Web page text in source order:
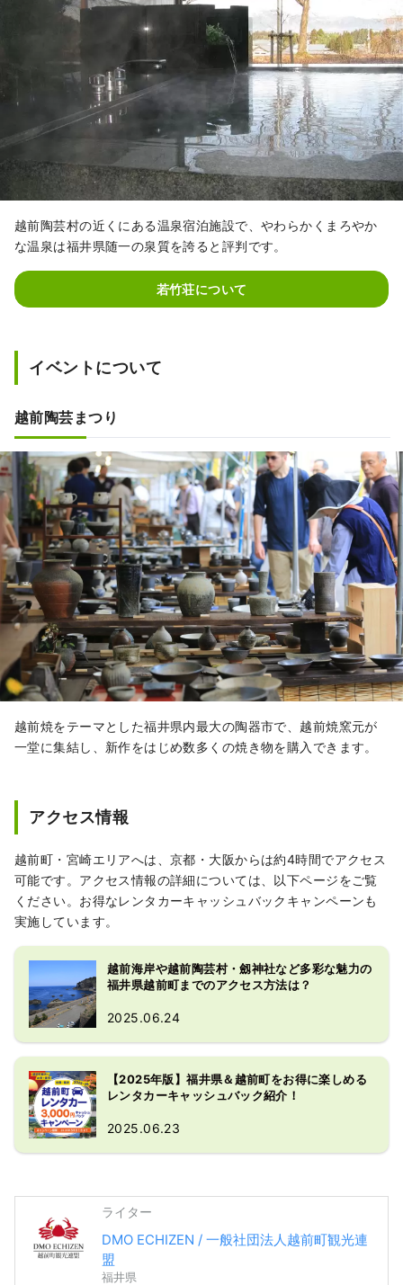
越前陶芸村の近くにある温泉宿泊施設で、やわらかくまろやか
な温泉は福井県随一の泉質を誇ると評判です。
若竹荘について
イベントについて
越前陶芸まつり
越前焼をテーマとした福井県内最大の陶器市で、越前焼窯元が
一堂に集結し、新作をはじめ数多くの焼き物を購入できます。
アクセス情報
越前町・宮崎エリアへは、京都・大阪からは約4時間でアクセス
可能です。アクセス情報の詳細については、以下ページをご覧
ください。お得なレンタカーキャッシュバックキャンペーンも
実施しています。
越前海岸や越前陶芸村・劔神社など多彩な魅力の
福井県越前町までのアクセス方法は？
2025.06.24
【2025年版】福井県＆越前町をお得に楽しめる
レンタカーキャッシュバック紹介！
2025.06.23
ライター
DMO ECHIZEN / 一般社団法人越前町観光連
盟
福井県